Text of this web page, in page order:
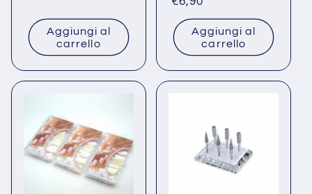
listino
Aggiungi al
carrello
di
listinoAggiungi al
carrello